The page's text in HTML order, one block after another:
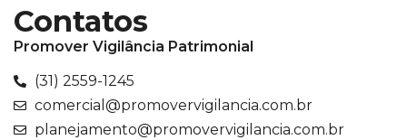
Contatos
Promover Vigilância Patrimonial
(31) 2559-1245
comercial@promovervigilancia.com.br
planejamento@promovervigilancia.com.br